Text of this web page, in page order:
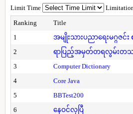
Limit Time
Ranking
Title
1
အမျိုးသားပညာရေးမဂ္ဂဇင်
2
ရာပြည့်အမှတ်တရလွမ်းတ
3
Computer Dictionary
4
Core Java
5
BBTest200
6
နေဝင်လုပြီ